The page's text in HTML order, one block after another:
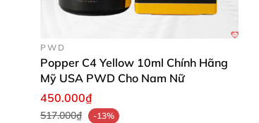
PWD
Popper C4 Yellow 10ml Chính Hãng
Mỹ USA PWD Cho Nam Nữ
450.000₫
517.000₫
-13%